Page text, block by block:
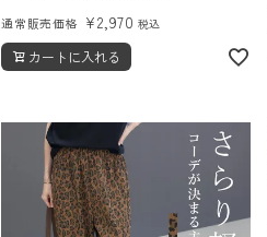
通常販売価格 ¥2,970 税込
カートに入れる